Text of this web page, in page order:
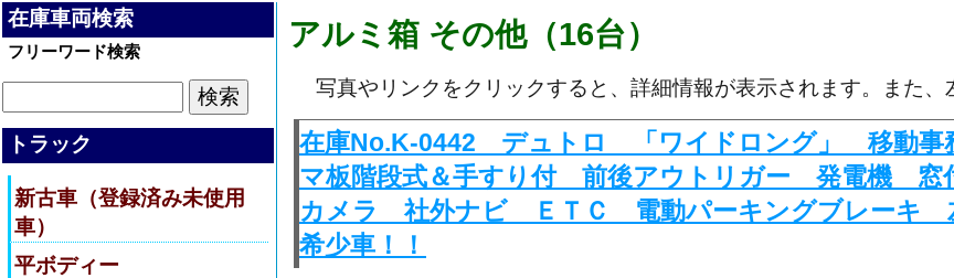
在庫車両検索
フリーワード検索
トラック
新古車（登録済み未使用
車）
平ボディー
アルミ箱 その他（16台）
写真やリンクをクリックすると、詳細情報が表示されます。また、
在庫No.K-0442 デュトロ 「ワイドロング」 移動
マ板階段式＆手すり付 前後アウトリガー 発電機
カメラ 社外ナビ ＥＴＣ 電動パーキングブレーキ
希少車！！